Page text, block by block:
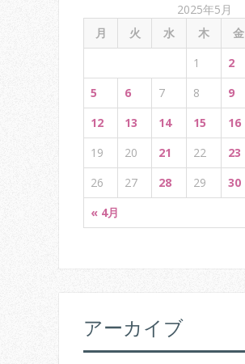
2025年5月
月
火 水 木 金
« 4月
1 2
5
6 7 8 9
12
13 14 15 16
19
20 21 22 23
26
27 28 29 30
アーカイブ